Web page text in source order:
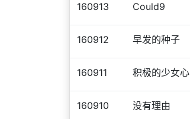
160913 Could9
160912 早发的种子
160911 积极的少女心
160910 没有理由